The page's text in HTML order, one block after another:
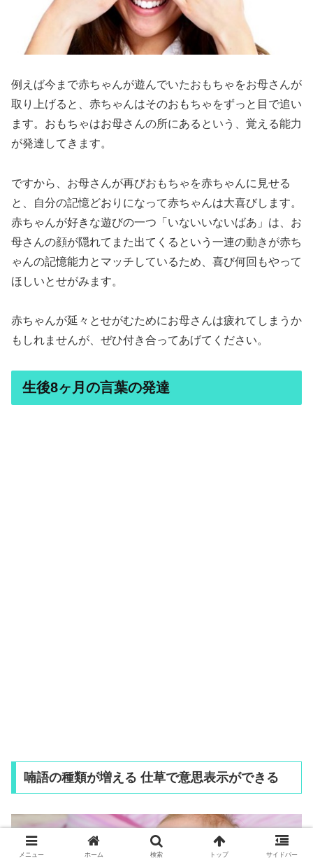
例えば今まで赤ちゃんが遊んでいたおもちゃをお母さんが
取り上げると、赤ちゃんはそのおもちゃをずっと目で追い
ます。おもちゃはお母さんの所にあるという、覚える能力
が発達してきます。
ですから、お母さんが再びおもちゃを赤ちゃんに見せる
と、自分の記憶どおりになって赤ちゃんは大喜びします。
赤ちゃんが好きな遊びの一つ「いないいないばあ」は、お
母さんの顔が隠れてまた出てくるという一連の動きが赤ち
ゃんの記憶能力とマッチしているため、喜び何回もやって
ほしいとせがみます。
赤ちゃんが延々とせがむためにお母さんは疲れてしまうか
もしれませんが、ぜひ付き合ってあげてください。
生後8ヶ月の言葉の発達
喃語の種類が増える 仕草で意思表示ができる
メニュー ホーム 検索 トップ サイドバー